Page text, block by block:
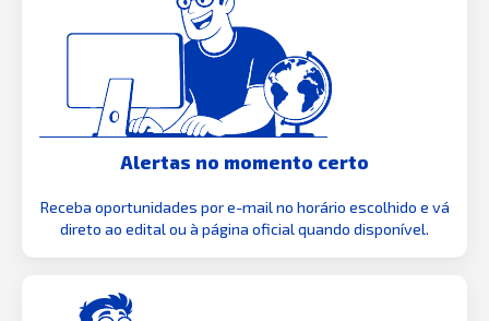
Alertas no momento certo
Receba oportunidades por e-mail no horário escolhido e vá
direto ao edital ou à página oficial quando disponível.